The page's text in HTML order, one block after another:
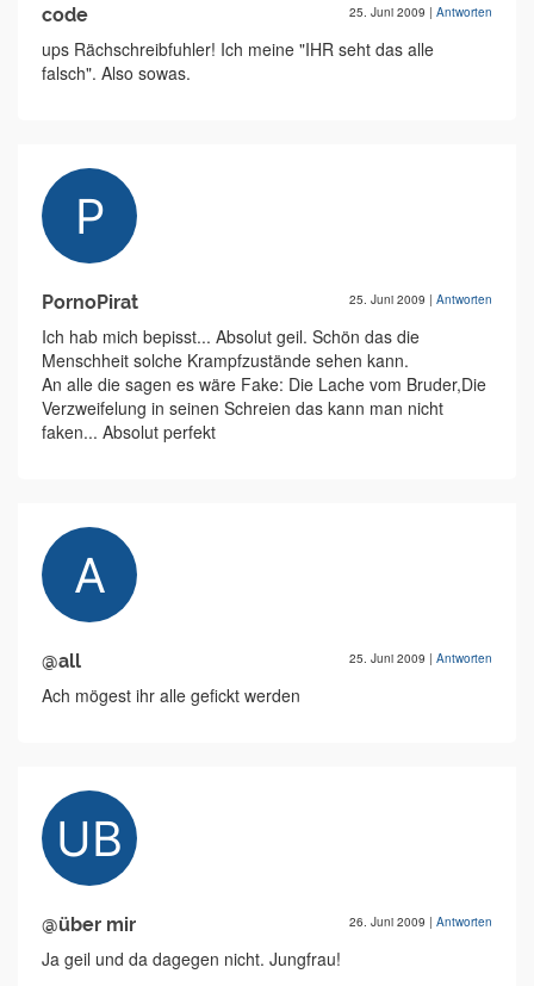
code 25. Juni 2009 | Antworten
ups Rächschreibfuhler! Ich meine "IHR seht das alle
falsch". Also sowas.
PornoPirat 25. Juni 2009 | Antworten
Ich hab mich bepisst... Absolut geil. Schön das die
Menschheit solche Krampfzustände sehen kann.
An alle die sagen es wäre Fake: Die Lache vom Bruder,Die
Verzweifelung in seinen Schreien das kann man nicht
faken... Absolut perfekt
@all 25. Juni 2009 | Antworten
Ach mögest ihr alle gefickt werden
@über mir 26. Juni 2009 | Antworten
Ja geil und da dagegen nicht. Jungfrau!